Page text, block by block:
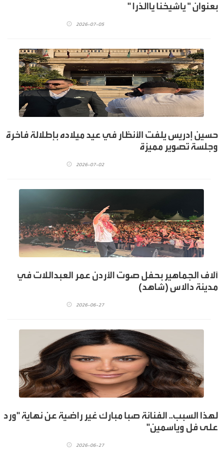
بعنوان " ياشيخنا ياالذرا "
2026-07-05
حسين إدريس يلفت الأنظار في عيد ميلاده بإطلالة فاخرة
وجلسة تصوير مميزة
2026-07-02
آلاف الجماهير بحفل صوت الأردن عمر العبداللات في
مدينة دالاس (شاهد)
2026-06-27
لهذا السبب.. الفنانة صبا مبارك غير راضية عن نهاية "ورد
على فل وياسمين"
2026-06-27